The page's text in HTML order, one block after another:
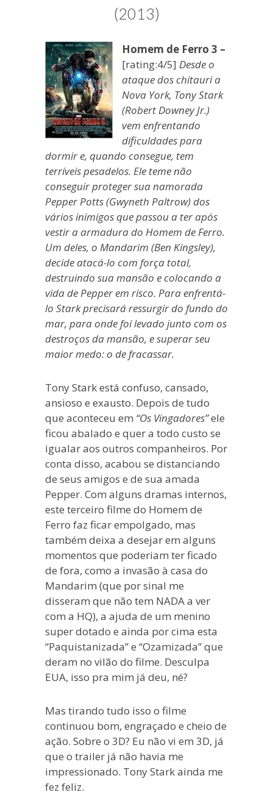
moda
antiga.
(2013)
Homem de Ferro 3 –
[rating:4/5] Desde o
ataque dos chitauri a
Nova York, Tony Stark
(Robert Downey Jr.)
vem enfrentando
dificuldades para
dormir e, quando consegue, tem
terríveis pesadelos. Ele teme não
conseguir proteger sua namorada
Pepper Potts (Gwyneth Paltrow) dos
vários inimigos que passou a ter após
vestir a armadura do Homem de Ferro.
Um deles, o Mandarim (Ben Kingsley),
decide atacá-lo com força total,
destruindo sua mansão e colocando a
vida de Pepper em risco. Para enfrentá-
lo Stark precisará ressurgir do fundo do
mar, para onde foi levado junto com os
destroços da mansão, e superar seu
maior medo: o de fracassar.
Tony Stark está confuso, cansado,
ansioso e exausto. Depois de tudo
que aconteceu em “Os Vingadores”ele
ficou abalado e quer a todo custo se
igualar aos outros companheiros. Por
conta disso, acabou se distanciando
de seus amigos e de sua amada
Pepper. Com alguns dramas internos,
este terceiro filme do Homem de
Ferro faz ficar empolgado, mas
também deixa a desejar em alguns
momentos que poderiam ter ficado
de fora, como a invasão à casa do
Mandarim (que por sinal me
disseram que não tem NADA a ver
com a HQ), a ajuda de um menino
super dotado e ainda por cima esta
“Paquistanizada” e “Ozamizada” que
deram no vilão do filme. Desculpa
EUA, isso pra mim já deu, né?
Mas tirando tudo isso o filme
continuou bom, engraçado e cheio de
ação. Sobre o 3D? Eu não vi em 3D, já
que o trailer já não havia me
impressionado. Tony Stark ainda me
fez feliz.